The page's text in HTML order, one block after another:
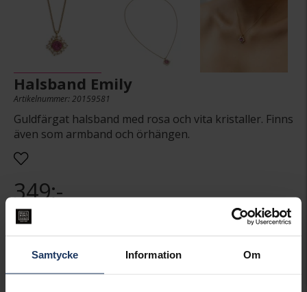
Samtycke Information Om
Halsband Emily
Artikelnummer: 20159581
Guldfärgat halsband med rosa och vita kristaller. Finns
även som armband och örhängen.
349:-
lagersaldo.